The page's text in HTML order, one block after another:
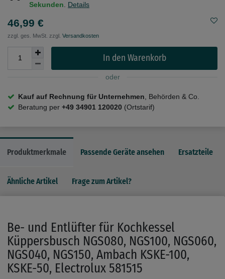
Sekunden. Details
46,99 €
zzgl. ges. MwSt. zzgl. Versandkosten
In den Warenkorb
oder
Kauf auf Rechnung für Unternehmen , Behörden & Co.
Beratung per +49 34901 120020 (Ortstarif)
Produktmerkmale Passende Geräte ansehen Ersatzteile
Ähnliche Artikel Frage zum Artikel?
Be- und Entlüfter für Kochkessel
Küppersbusch NGS080, NGS100, NGS060,
NGS040, NGS150, Ambach KSKE-100,
KSKE-50, Electrolux 581515